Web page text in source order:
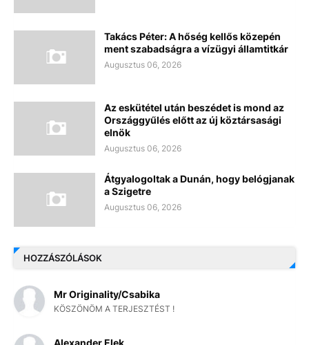
Takács Péter: A hőség kellős közepén
ment szabadságra a vízügyi államtitkár
Augusztus 06, 2026
Az eskütétel után beszédet is mond az
Országgyűlés előtt az új köztársasági
elnök
Augusztus 06, 2026
Átgyalogoltak a Dunán, hogy belógjanak
a Szigetre
Augusztus 06, 2026
HOZZÁSZÓLÁSOK
Mr Originality/Csabika
KÖSZÖNÖM A TERJESZTÉST !
Alexander Elek